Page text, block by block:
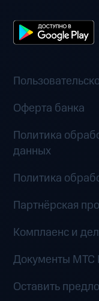
Оферта банка
Политика
данных
Политика
Партнёрская
Комплаенс и
Документы MTC
Оставить